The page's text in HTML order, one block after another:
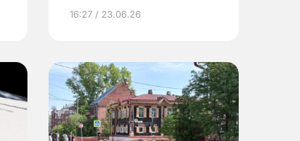
16:27 / 23.06.26